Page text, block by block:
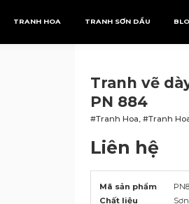
TRANH HOA TRANH SƠN DẦU
Tranh vẽ
PN 884
#Tranh Hoa, #Tranh
Liên hệ
Mã sản phẩm
Chất liệu